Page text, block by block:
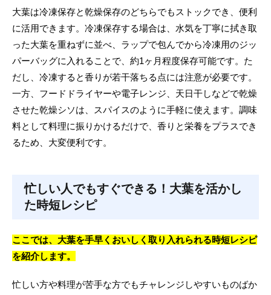
大葉は冷凍保存と乾燥保存のどちらでもストックでき、便利
に活用できます。冷凍保存する場合は、水気を丁寧に拭き取
った大葉を重ねずに並べ、ラップで包んでから冷凍用のジッ
パーバッグに入れることで、約1ヶ月程度保存可能です。た
だし、冷凍すると香りが若干落ちる点には注意が必要です。
一方、フードドライヤーや電子レンジ、天日干しなどで乾燥
させた乾燥シソは、スパイスのように手軽に使えます。調味
料として料理に振りかけるだけで、香りと栄養をプラスでき
るため、大変便利です。
忙しい人でもすぐできる！大葉を活かし
た時短レシピ
ここでは、大葉を手早くおいしく取り入れられる時短レシピ
を紹介します。
忙しい方や料理が苦手な方でもチャレンジしやすいものばか